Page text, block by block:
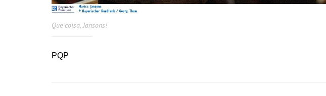
Que coisa, Jansons!
PQP